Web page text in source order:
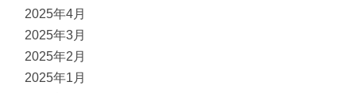
2025年4月
2025年3月
2025年2月
2025年1月